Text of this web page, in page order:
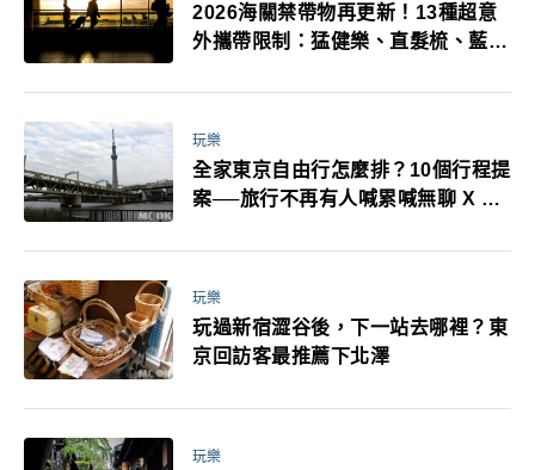
2026海關禁帶物再更新！13種超意
外攜帶限制：猛健樂、直髮梳、藍牙
萬！注意事項一次看！
玩樂
全家東京自由行怎麼排？10個行程提
案──旅行不再有人喊累喊無聊 X 爸
玩樂
玩過新宿澀谷後，下一站去哪裡？東
京回訪客最推薦下北澤
玩樂